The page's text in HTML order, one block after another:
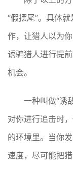
“假摆尾”。具体
作，让猎人以为
诱骗猎人进行提
机会。
一种叫做“诱
对你进行追击时
的环境里。当你
速度，尽可能把猎